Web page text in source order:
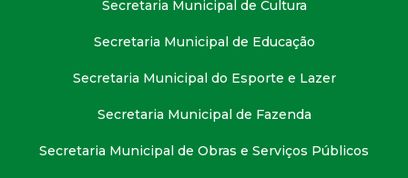
Secretaria Municipal de Cultura
Secretaria Municipal de Educação
Secretaria Municipal do Esporte e Lazer
Secretaria Municipal de Fazenda
Secretaria Municipal de Obras e Serviços Públicos